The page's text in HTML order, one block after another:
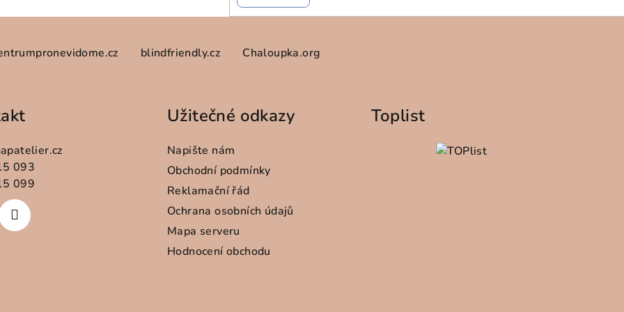
blindfriendly.cz Chaloupka.org
093
099
Užitečné odkazy
Napište nám
Obchodní podmínky
Reklamační řád
Ochrana osobních údajů
Mapa serveru
Hodnocení obchodu
Toplist